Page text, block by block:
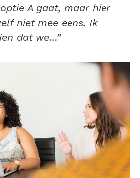
A gaat, maar hier
niet mee eens. Ik
dat we…”